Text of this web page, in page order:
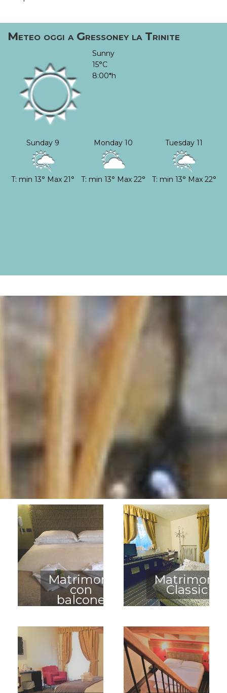
Meteo oggi a Gressoney la Trinite
Sunny
15°C
8:00*h
Sunday 9
T: min 13° Max 21°
Monday 10
T: min 13° Max 22°
Tuesday 11
T: min 13° Max 22°
Matrimoniale
con
balcone
Classic